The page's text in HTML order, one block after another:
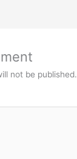
not be published.